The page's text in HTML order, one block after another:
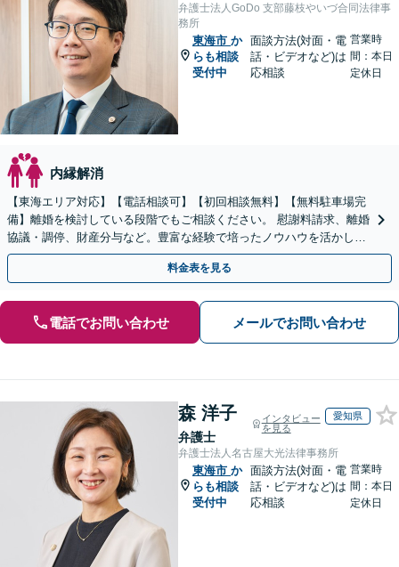
弁護士法人GoDo 支部藤枝やいづ合同法律事
務所
東海市 か
らも相談
受付中
面談方法(対面・電
話・ビデオなど)は
応相談
営業時
間：本日
定休日
内縁解消
【東海エリア対応】【電話相談可】【初回相談無料】【無料駐車場完
備】離婚を検討している段階でもご相談ください。 慰謝料請求、離婚
協議・調停、財産分与など。豊富な経験で培ったノウハウを活かし、
相談者さまにとって最善の解決を目指します
料金表を見る
電話でお問い合わせ メールでお問い合わせ
森 洋子
弁護士
インタビュー
を見る
愛知県
弁護士法人名古屋大光法律事務所
東海市 か
らも相談
受付中
面談方法(対面・電
話・ビデオなど)は
応相談
営業時
間：本日
定休日